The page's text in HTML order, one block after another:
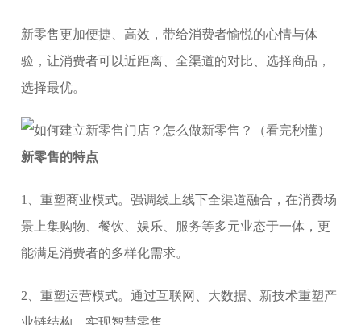
新零售更加便捷、高效，带给消费者愉悦的心情与体
验，让消费者可以近距离、全渠道的对比、选择商品，
选择最优。
新零售的特点
1、重塑商业模式。强调线上线下全渠道融合，在消费场
景上集购物、餐饮、娱乐、服务等多元业态于一体，更
能满足消费者的多样化需求。
2、重塑运营模式。通过互联网、大数据、新技术重塑产
业链结构，实现智慧零售。